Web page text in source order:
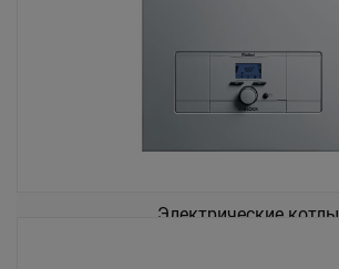
Электрические котлы